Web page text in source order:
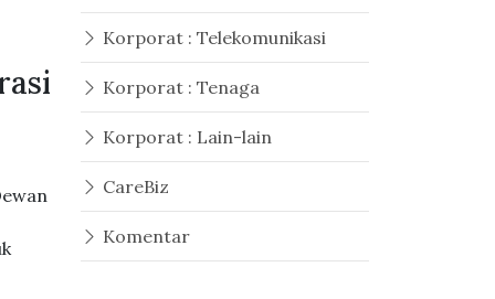
Korporat : Telekomunikasi
Korporat : Tenaga
Korporat : Lain-lain
CareBiz
Komentar